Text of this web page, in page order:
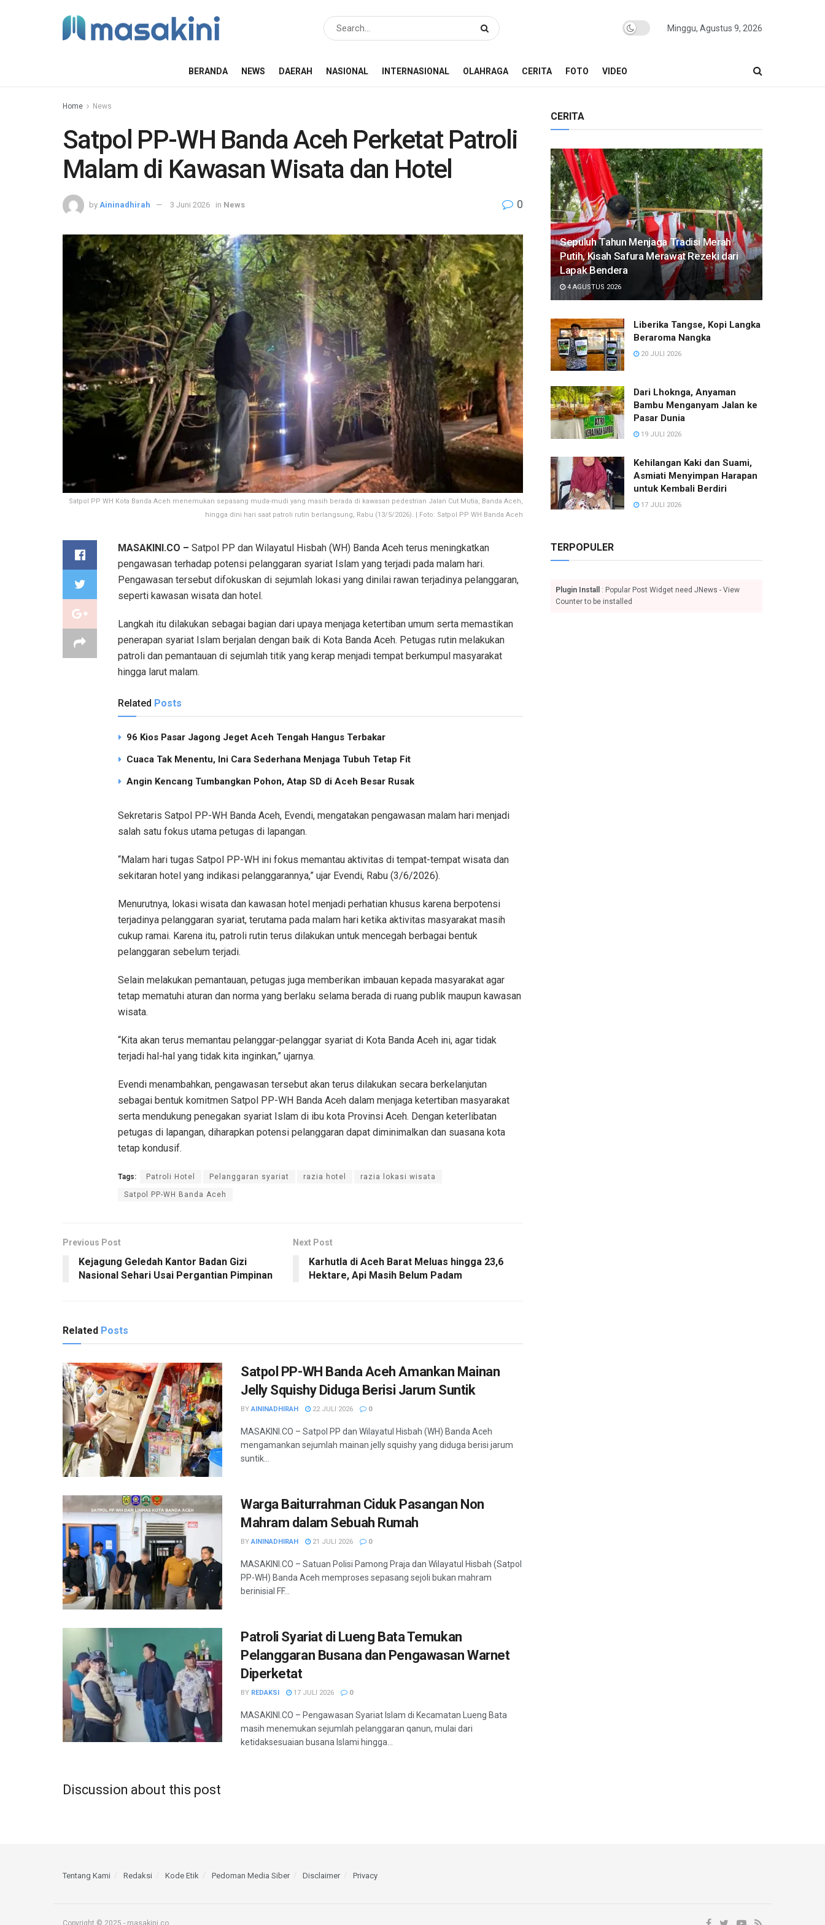
Minggu, Agustus 9, 2026
BERANDA NEWS DAERAH NASIONAL INTERNASIONAL OLAHRAGA CERITA FOTO VIDEO
Home News
Satpol PP-WH Banda Aceh Perketat Patroli
Malam di Kawasan Wisata dan Hotel
by Aininadhirah 3 Juni 2026 in News 0
Satpol PP WH Kota Banda Aceh menemukan sepasang muda-mudi yang masih berada di kawasan pedestrian Jalan Cut Mutia, Banda Aceh,
hingga dini hari saat patroli rutin berlangsung, Rabu (13/5/2026). | Foto: Satpol PP WH Banda Aceh
MASAKINI.CO – Satpol PP dan Wilayatul Hisbah (WH) Banda Aceh terus meningkatkan
pengawasan terhadap potensi pelanggaran syariat Islam yang terjadi pada malam hari.
Pengawasan tersebut difokuskan di sejumlah lokasi yang dinilai rawan terjadinya pelanggaran,
seperti kawasan wisata dan hotel.
Langkah itu dilakukan sebagai bagian dari upaya menjaga ketertiban umum serta memastikan
penerapan syariat Islam berjalan dengan baik di Kota Banda Aceh. Petugas rutin melakukan
patroli dan pemantauan di sejumlah titik yang kerap menjadi tempat berkumpul masyarakat
hingga larut malam.
Related Posts
96 Kios Pasar Jagong Jeget Aceh Tengah Hangus Terbakar
Cuaca Tak Menentu, Ini Cara Sederhana Menjaga Tubuh Tetap Fit
Angin Kencang Tumbangkan Pohon, Atap SD di Aceh Besar Rusak
Sekretaris Satpol PP-WH Banda Aceh, Evendi, mengatakan pengawasan malam hari menjadi
salah satu fokus utama petugas di lapangan.
“Malam hari tugas Satpol PP-WH ini fokus memantau aktivitas di tempat-tempat wisata dan
sekitaran hotel yang indikasi pelanggarannya,” ujar Evendi, Rabu (3/6/2026).
Menurutnya, lokasi wisata dan kawasan hotel menjadi perhatian khusus karena berpotensi
terjadinya pelanggaran syariat, terutama pada malam hari ketika aktivitas masyarakat masih
cukup ramai. Karena itu, patroli rutin terus dilakukan untuk mencegah berbagai bentuk
pelanggaran sebelum terjadi.
Selain melakukan pemantauan, petugas juga memberikan imbauan kepada masyarakat agar
tetap mematuhi aturan dan norma yang berlaku selama berada di ruang publik maupun kawasan
wisata.
“Kita akan terus memantau pelanggar-pelanggar syariat di Kota Banda Aceh ini, agar tidak
terjadi hal-hal yang tidak kita inginkan,” ujarnya.
Evendi menambahkan, pengawasan tersebut akan terus dilakukan secara berkelanjutan
sebagai bentuk komitmen Satpol PP-WH Banda Aceh dalam menjaga ketertiban masyarakat
serta mendukung penegakan syariat Islam di ibu kota Provinsi Aceh. Dengan keterlibatan
petugas di lapangan, diharapkan potensi pelanggaran dapat diminimalkan dan suasana kota
tetap kondusif.
Tags: Patroli Hotel Pelanggaran syariat razia hotel razia lokasi wisata
Satpol PP-WH Banda Aceh
Previous Post
Kejagung Geledah Kantor Badan Gizi
Nasional Sehari Usai Pergantian Pimpinan
Next Post
Karhutla di Aceh Barat Meluas hingga 23,6
Hektare, Api Masih Belum Padam
Related Posts
Satpol PP-WH Banda Aceh Amankan Mainan
Jelly Squishy Diduga Berisi Jarum Suntik
BY AININADHIRAH 22 JULI 2026 0
MASAKINI.CO – Satpol PP dan Wilayatul Hisbah (WH) Banda Aceh
mengamankan sejumlah mainan jelly squishy yang diduga berisi jarum
suntik...
Warga Baiturrahman Ciduk Pasangan Non
Mahram dalam Sebuah Rumah
BY AININADHIRAH 21 JULI 2026 0
MASAKINI.CO – Satuan Polisi Pamong Praja dan Wilayatul Hisbah (Satpol
PP-WH) Banda Aceh memproses sepasang sejoli bukan mahram
berinisial FF...
Patroli Syariat di Lueng Bata Temukan
Pelanggaran Busana dan Pengawasan Warnet
Diperketat
BY REDAKSI 17 JULI 2026 0
MASAKINI.CO – Pengawasan Syariat Islam di Kecamatan Lueng Bata
masih menemukan sejumlah pelanggaran qanun, mulai dari
ketidaksesuaian busana Islami hingga...
Discussion about this post
CERITA
Sepuluh Tahun Menjaga Tradisi Merah
Putih, Kisah Safura Merawat Rezeki dari
Lapak Bendera
4 AGUSTUS 2026
Liberika Tangse, Kopi Langka
Beraroma Nangka
20 JULI 2026
Dari Lhoknga, Anyaman
Bambu Menganyam Jalan ke
Pasar Dunia
19 JULI 2026
Kehilangan Kaki dan Suami,
Asmiati Menyimpan Harapan
untuk Kembali Berdiri
17 JULI 2026
TERPOPULER
Plugin Install
: Popular Post Widget need JNews - View
Counter to be installed
Tentang Kami Redaksi Kode Etik Pedoman Media Siber Disclaimer Privacy
Copyright © 2025 - masakini.co